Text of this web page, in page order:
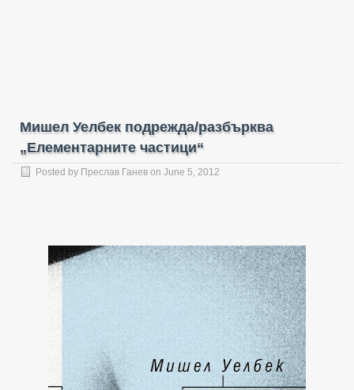
Мишел Уелбек подрежда/разбърква
„Елементарните частици“
Posted by Преслав Ганев on June 5, 2012